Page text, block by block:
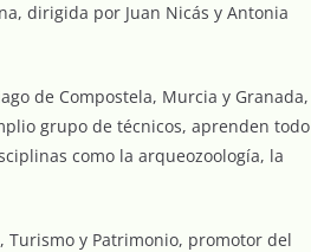
dirigida por Juan Nicás y Antonia
de Compostela, Murcia y Granada,
grupo de técnicos, aprenden todo
como la arqueozoología, la
Turismo y Patrimonio, promotor del